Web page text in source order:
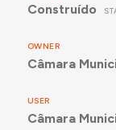
Construído
OWNER
Câmara
USER
Câmara